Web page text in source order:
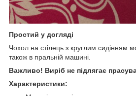
Простий у догляді
Чохол на стілець з круглим сидінням
також в пральній машині.
Важливо! Виріб не підлягає
Характеристики: